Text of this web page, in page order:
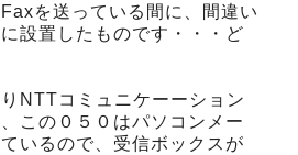
を送っている間に、間違い
設置したものです・・・ど
NTTコミュニケーーション
この０５０はパソコンメー
いるので、受信ボックスが